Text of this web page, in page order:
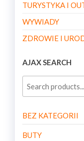
TURYSTYKA I
WYWIADY
ZDROWIE I
AJAX SEARCH
BEZ KATEGORII
BUTY